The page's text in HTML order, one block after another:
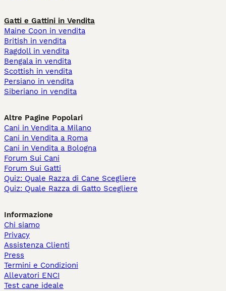
Gatti e Gattini in Vendita
Maine Coon in vendita
British in vendita
Ragdoll in vendita
Bengala in vendita
Scottish in vendita
Persiano in vendita
Siberiano in vendita
Altre Pagine Popolari
Cani in Vendita a Milano
Cani in Vendita a Roma
Cani in Vendita a Bologna
Forum Sui Cani
Forum Sui Gatti
Quiz: Quale Razza di Cane Scegliere
Quiz: Quale Razza di Gatto Scegliere
Informazione
Chi siamo
Privacy
Assistenza Clienti
Press
Termini e Condizioni
Allevatori ENCI
Test cane ideale